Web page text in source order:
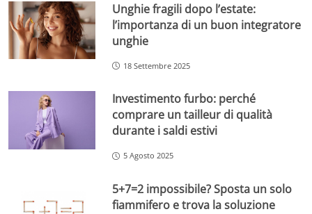
Unghie fragili dopo l’estate:
l’importanza di un buon integratore
unghie
18 Settembre 2025
Investimento furbo: perché
comprare un tailleur di qualità
durante i saldi estivi
5 Agosto 2025
5+7=2 impossibile? Sposta un solo
fiammifero e trova la soluzione